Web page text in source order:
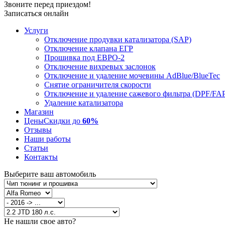
Звоните перед приездом!
Записаться онлайн
Услуги
Отключение продувки катализатора (SAP)
Отключение клапана ЕГР
Прошивка под ЕВРО-2
Отключение вихревых заслонок
Отключение и удаление мочевины AdBlue/BlueTec
Снятие ограничителя скорости
Отключение и удаление сажевого фильтра (DPF/
Удаление катализатора
Магазин
ЦеныСкидки до 60%
Отзывы
Наши работы
Статьи
Контакты
Выберите ваш автомобиль
Не нашли свое авто?